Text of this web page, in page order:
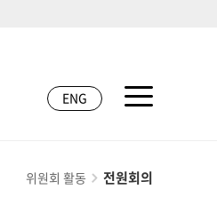
ENG
위원회 활동 전원회의